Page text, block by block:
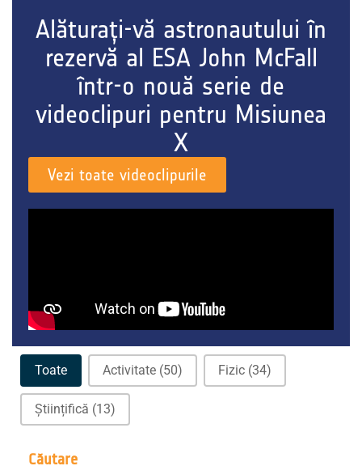
Alăturați-vă astronautului în
rezervă al ESA John McFall
într-o nouă serie de
videoclipuri pentru Misiunea
X
Vezi toate videoclipurile
Filtre de activitate
Toate Activitate (50) Fizic (34)
Științifică (13)
Căutare